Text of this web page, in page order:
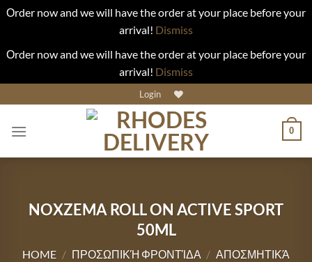
Οrder now and we will have the order at your place before your
arrival! Dismiss
Οrder now and we will have the order at your place before your
arrival! Dismiss
to
content
Login
0
NOXZEMA ROLL ON ACTIVE SPORT
50ML
HOME / ΠΡΟΣΩΠΙΚΉ ΦΡΟΝΤΊΔΑ / ΑΠΟΣΜΗΤΙΚΆ